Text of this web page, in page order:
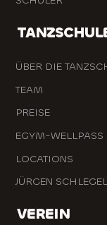
ÜBER DIE
TEAM
PREISE
EGYM-WELLPASS
LOCATIONS
JÜRGEN SCHLEGEL
VEREIN